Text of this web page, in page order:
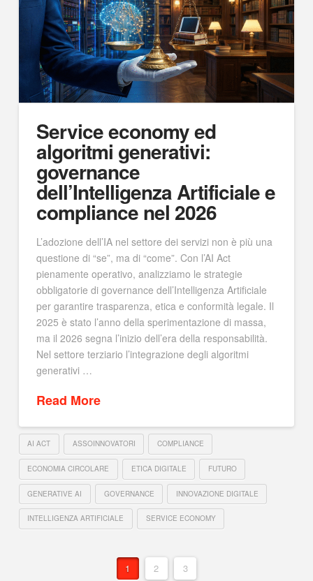
Service economy ed
algoritmi generativi:
governance
dell’Intelligenza Artificiale e
compliance nel 2026
L’adozione dell’IA nel settore dei servizi non è più una
questione di “se”, ma di “come”. Con l’AI Act
pienamente operativo, analizziamo le strategie
obbligatorie di governance dell’Intelligenza Artificiale
per garantire trasparenza, etica e conformità legale. Il
2025 è stato l’anno della sperimentazione di massa,
ma il 2026 segna l’inizio dell’era della responsabilità.
Nel settore terziario l’integrazione degli algoritmi
generativi …
Read More
AI ACT ASSOINNOVATORI COMPLIANCE
ECONOMIA CIRCOLARE ETICA DIGITALE FUTURO
GENERATIVE AI GOVERNANCE INNOVAZIONE DIGITALE
INTELLIGENZA ARTIFICIALE SERVICE ECONOMY
1 2 3